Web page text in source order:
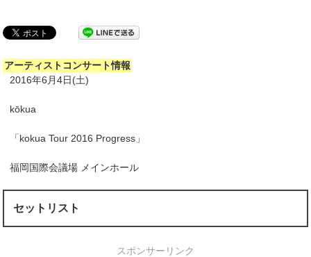
アーティストコンサート情報
2016年6月4日(土)
kōkua
「kokua Tour 2016 Progress」
福岡国際会議場 メインホール
セットリスト
スポンサーリンク